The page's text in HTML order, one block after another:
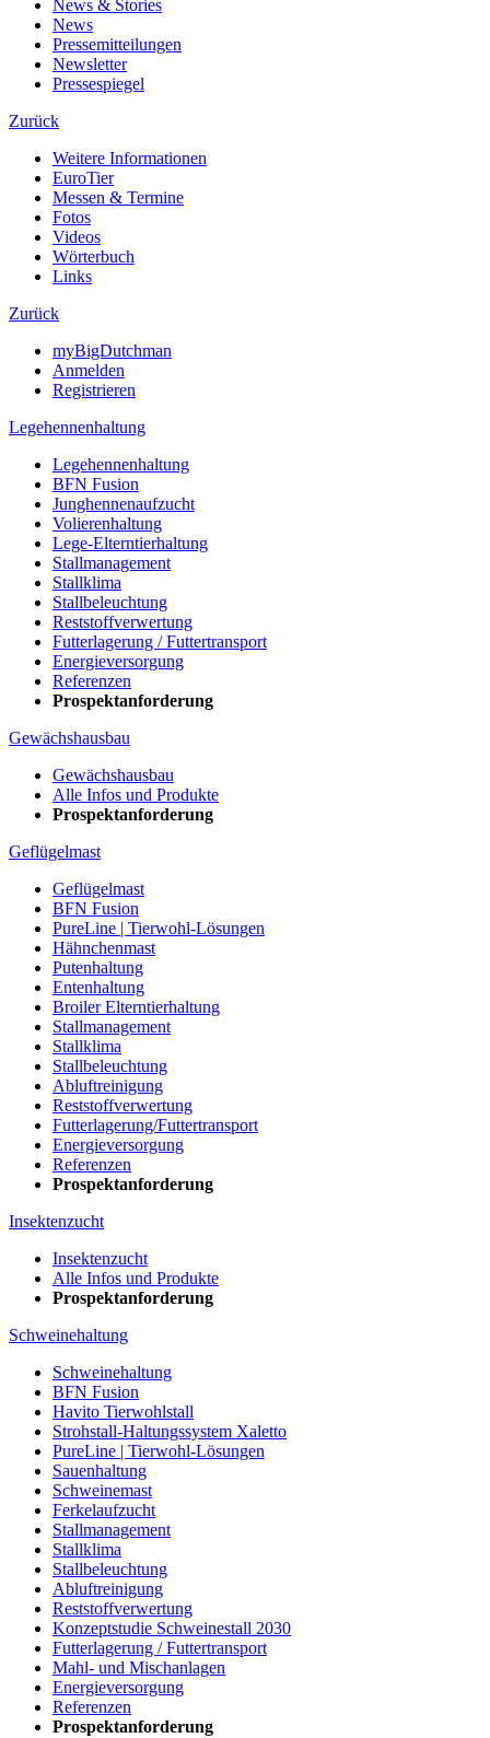
News & Stories
News
Pressemitteilungen
Newsletter
Pressespiegel
Zurück
Weitere Informationen
EuroTier
Messen & Termine
Fotos
Videos
Wörterbuch
Links
Zurück
myBigDutchman
Anmelden
Registrieren
Legehennenhaltung
Legehennenhaltung
BFN Fusion
Junghennenaufzucht
Volierenhaltung
Lege-Elterntierhaltung
Stallmanagement
Stallklima
Stallbeleuchtung
Reststoffverwertung
Futterlagerung / Futtertransport
Energieversorgung
Referenzen
Prospektanforderung
Gewächshausbau
Gewächshausbau
Alle Infos und Produkte
Prospektanforderung
Geflügelmast
Geflügelmast
BFN Fusion
PureLine | Tierwohl-Lösungen
Hähnchenmast
Putenhaltung
Entenhaltung
Broiler Elterntierhaltung
Stallmanagement
Stallklima
Stallbeleuchtung
Abluftreinigung
Reststoffverwertung
Futterlagerung/Futtertransport
Energieversorgung
Referenzen
Prospektanforderung
Insektenzucht
Insektenzucht
Alle Infos und Produkte
Prospektanforderung
Schweinehaltung
Schweinehaltung
BFN Fusion
Havito Tierwohlstall
Strohstall-Haltungssystem Xaletto
PureLine | Tierwohl-Lösungen
Sauenhaltung
Schweinemast
Ferkelaufzucht
Stallmanagement
Stallklima
Stallbeleuchtung
Abluftreinigung
Reststoffverwertung
Konzeptstudie Schweinestall 2030
Futterlagerung / Futtertransport
Mahl- und Mischanlagen
Energieversorgung
Referenzen
Prospektanforderung